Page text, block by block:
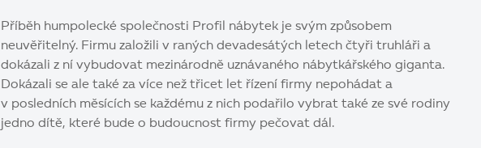
Příběh humpolecké společnosti Profil nábytek je svým způsobem
neuvěřitelný. Firmu založili v raných devadesátých letech čtyři truhláři a
dokázali z ní vybudovat mezinárodně uznávaného nábytkářského giganta.
Dokázali se ale také za více než třicet let řízení firmy nepohádat a
v posledních měsících se každému z nich podařilo vybrat také ze své rodiny
jedno dítě, které bude o budoucnost firmy pečovat dál.